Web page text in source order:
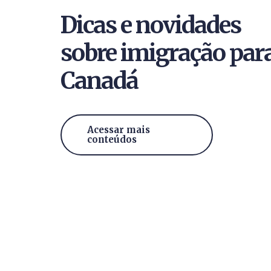
Dicas e novidades
sobre imigração
Canadá
Acessar mais
conteúdos